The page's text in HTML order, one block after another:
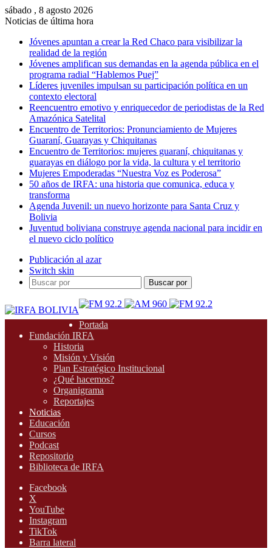
sábado , 8 agosto 2026
Noticias de última hora
Jóvenes apuntan a crear la Red Chaco para visibilizar la
realidad de la región
Jóvenes amplifican sus demandas en la agenda pública en el
programa radial “Hablemos Puej”
Líderes juveniles impulsan su participación política en un
contexto electoral
Reencuentro emotivo y enriquecedor de periodistas de la Red
Amazónica Satelital
Encuentro de Territorios: Pronunciamiento de Mujeres
Guaraní, Guarayas y Chiquitanas
Encuentro de Territorios: mujeres guaraní, chiquitanas y
guarayas en diálogo por la vida, la cultura y el territorio
Mujeres Empoderadas “Nuestra Voz es Poderosa”
50 años de IRFA: una historia que comunica, educa y
transforma
Agenda Juvenil: un nuevo horizonte para Santa Cruz y
Bolivia
Juventud boliviana construye agenda nacional para incidir en
el nuevo ciclo político
Publicación al azar
Switch skin
Buscar por
Portada
Fundación IRFA
Historia
Misión y Visión
Plan Estratégico Institucional
¿Qué hacemos?
Organigrama
Reportajes
Noticias
Educación
Cursos
Podcast
Repositorio
Biblioteca de IRFA
Facebook
X
YouTube
Instagram
TikTok
Barra lateral